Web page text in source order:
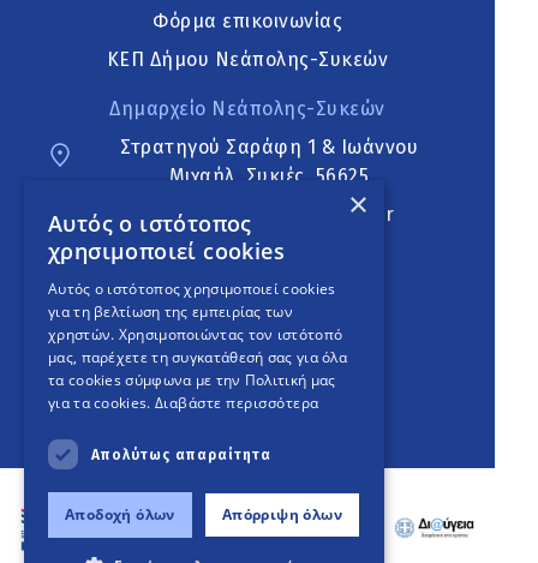
Φόρμα επικοινωνίας
ΚΕΠ Δήμου Νεάπολης-Συκεών
Δημαρχείο Νεάπολης-Συκεών
Στρατηγού Σαράφη 1 & Ιωάννου
Μιχαήλ, Συκιές, 56625
neapoli.sykies@ddt.gov.gr
Ακολουθήστε
English Version
An project
×
Αυτός ο ιστότοπος
χρησιμοποιεί cookies
Αυτός ο ιστότοπος χρησιμοποιεί cookies
για τη βελτίωση της εμπειρίας των
χρηστών. Χρησιμοποιώντας τον ιστότοπό
μας, παρέχετε τη συγκατάθεσή σας για όλα
τα cookies σύμφωνα με την Πολιτική μας
για τα cookies. Διαβάστε περισσότερα
Απολύτως απαραίτητα
Αποδοχή όλων Απόρριψη όλων